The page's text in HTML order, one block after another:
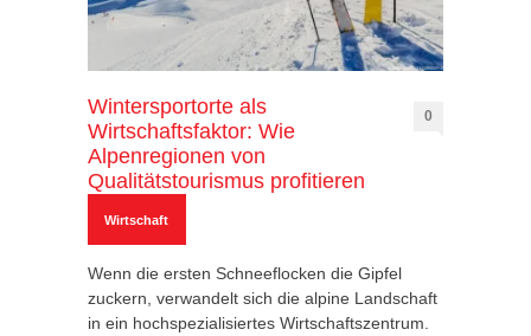
Wintersportorte als
Wirtschaftsfaktor: Wie
Alpenregionen von
Qualitätstourismus profitieren
0
Wirtschaft
Wenn die ersten Schneeflocken die Gipfel
zuckern, verwandelt sich die alpine Landschaft
in ein hochspezialisiertes Wirtschaftszentrum.